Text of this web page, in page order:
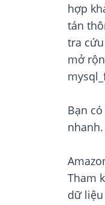
hợp
tán
tra
mở
Bạn
Tham
dữ liệu